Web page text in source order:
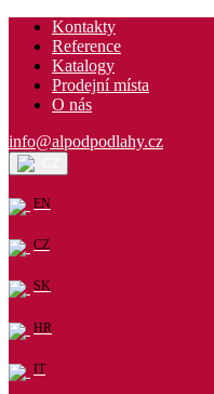
Kontakty
Reference
Katalogy
Prodejní místa
O nás
info@alpodpodlahy.cz
EN
CZ
SK
HR
IT